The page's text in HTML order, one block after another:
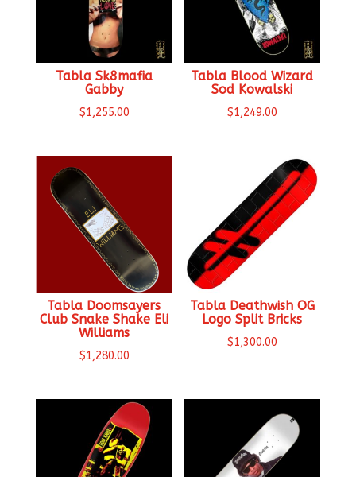
Tabla Sk8mafia
Gabby
$1,255.00
Tabla Blood Wizard
Sod Kowalski
$1,249.00
Tabla Doomsayers
Club Snake Shake Eli
Williams
$1,280.00
Tabla Deathwish OG
Logo Split Bricks
$1,300.00